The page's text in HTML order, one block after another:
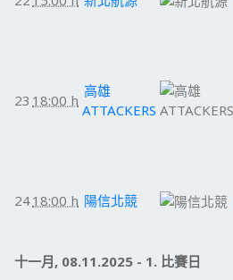
23 18:00 h
高雄
ATTACKERS
2418:00 h 陽信北競
十一月, 08.11.2025 - 1. 比賽日